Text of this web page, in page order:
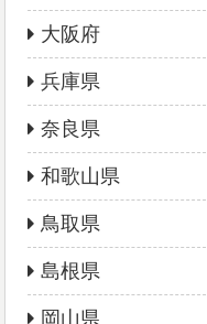
大阪府
兵庫県
奈良県
和歌山県
鳥取県
島根県
岡山県